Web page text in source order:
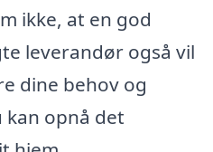
ikke, at en god
leverandør også vil
dine behov og
opnå det